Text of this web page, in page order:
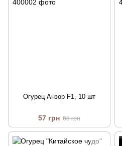
Огурец Анзор F1, 10 шт
57 грн 65 грн